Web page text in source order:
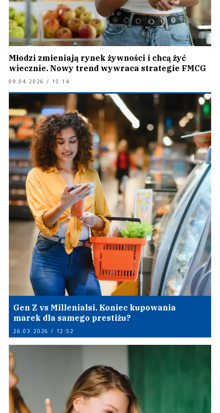
Młodzi zmieniają rynek żywności i chcą żyć
wiecznie. Nowy trend wywraca strategie FMCG
09.04.2026 / 15:14
Gen Z vs Millenialsi. Koniec kupowania
marek dla samego prestiżu?
26.03.2026 / 12:52